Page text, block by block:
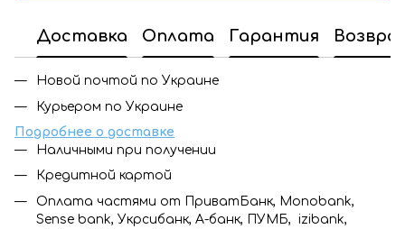
Доставка Оплата Гарантия
Новой почтой по Украине
Курьером по Украине
Подробнее о доставке
Наличными при получении
Кредитной картой
Оплата частями от ПриватБанк, Monobank,
Sense bank, Укрсибанк, А-банк, ПУМБ, izibank,